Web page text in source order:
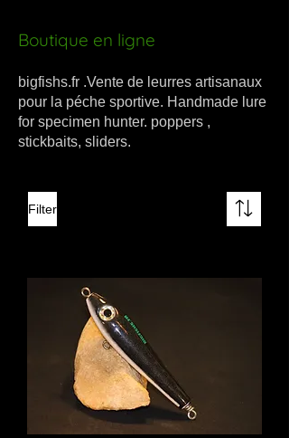
Boutique en ligne
bigfishs.fr .Vente de leurres artisanaux
pour la péche sportive. Handmade lure
for specimen hunter. poppers ,
stickbaits, sliders.
Filter